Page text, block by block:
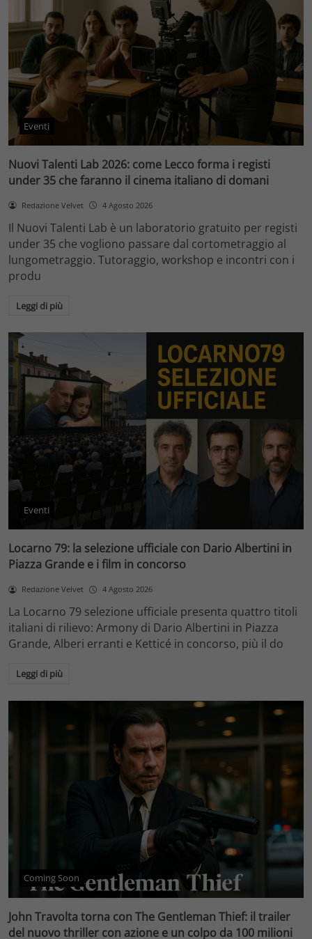
Eventi
Nuovi Talenti Lab 2026: come Lecco forma i registi
under 35 che faranno il cinema italiano di domani
Redazione Velvet 4 Agosto 2026
Il Nuovi Talenti Lab è un laboratorio gratuito per registi
under 35 che vogliono passare dal cortometraggio al
lungometraggio. Tutoraggio, workshop e incontri con i
produ
Leggi di più
Eventi
Locarno 79: la selezione ufficiale con Dario Albertini in
Piazza Grande e i film in concorso
Redazione Velvet 4 Agosto 2026
La Locarno 79 selezione ufficiale presenta quattro titoli
italiani di rilievo: Armony di Dario Albertini in Piazza
Grande, Alberi erranti e Ketticé in concorso, più il do
Leggi di più
Coming Soon
John Travolta torna con The Gentleman Thief: il trailer
del nuovo thriller con azione e un colpo da 100 milioni